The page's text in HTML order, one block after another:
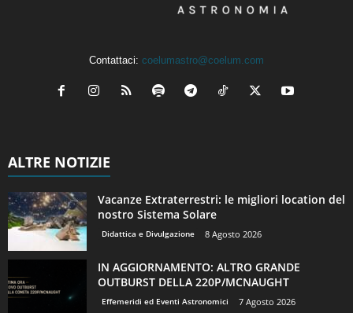
Contattaci: coelumastro@coelum.com
ALTRE NOTIZIE
Vacanze Extraterrestri: le migliori location del
nostro Sistema Solare
Didattica e Divulgazione 8 Agosto 2026
IN AGGIORNAMENTO: ALTRO GRANDE
OUTBURST DELLA 220P/MCNAUGHT
Effemeridi ed Eventi Astronomici 7 Agosto 2026